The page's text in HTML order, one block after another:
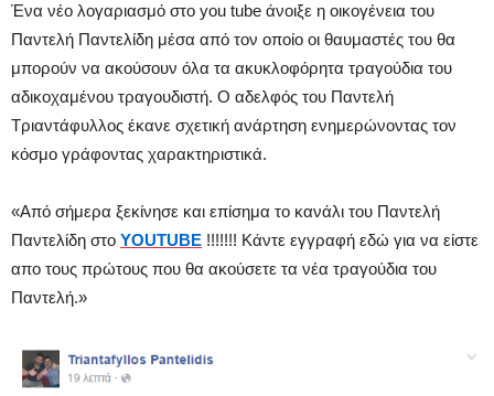
Ένα νέο λογαριασμό στο you tube άνοιξε η οικογένεια του
Παντελή Παντελίδη μέσα από τον οποίο οι θαυμαστές του θα
μπορούν να ακούσουν όλα τα ακυκλοφόρητα τραγούδια του
αδικοχαμένου τραγουδιστή. Ο αδελφός του Παντελή
Τριαντάφυλλος έκανε σχετική ανάρτηση ενημερώνοντας τον
κόσμο γράφοντας χαρακτηριστικά.
«Από σήμερα ξεκίνησε και επίσημα το κανάλι του Παντελή
Παντελίδη στο YOUTUBE !!!!!!! Κάντε εγγραφή εδώ για να είστε
απο τους πρώτους που θα ακούσετε τα νέα τραγούδια του
Παντελή.»